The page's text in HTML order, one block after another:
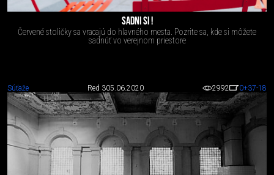
SADNI SI !
Červené stoličky sa vracajú do hlavného mesta. Pozrite sa, kde si môžete
sadnúť vo verejnom priestore
Súťaže Red 305.06.2020 2992 0+37-18